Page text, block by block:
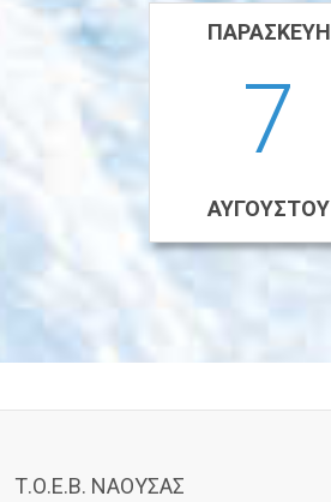
ΠΑΡΑΣΚΕΥΉ
7
ΑΥΓΟΎΣΤΟΥ
Τ.Ο.Ε.Β. ΝΑΟΥΣΑΣ